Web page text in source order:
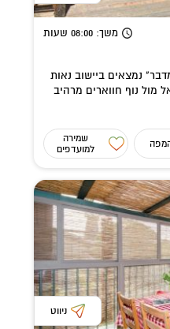
משך: 08:00 שעות
נמצאים ביישוב נאות
מול נוף חווארים מרהיב
שמירה
למועדפים
ניווט